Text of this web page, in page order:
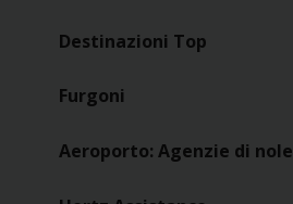
Destinazioni Top
Furgoni
Aeroporto: Agenzie di